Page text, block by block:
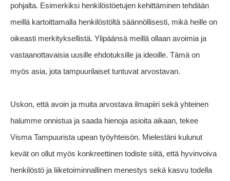
pohjalta. Esimerkiksi henkilöstöetujen kehittäminen tehdään
meillä kartoittamalla henkilöstöltä säännöllisesti, mikä heille on
oikeasti merkityksellistä. Ylipäänsä meillä ollaan avoimia ja
vastaanottavaisia uusille ehdotuksille ja ideoille. Tämä on
myös asia, jota tampuurilaiset tuntuvat arvostavan.
Uskon, että avoin ja muita arvostava ilmapiiri sekä yhteinen
halumme onnistua ja saada hienoja asioita aikaan, tekee
Visma Tampuurista upean työyhteisön. Mielestäni kulunut
kevät on ollut myös konkreettinen todiste siitä, että hyvinvoiva
henkilöstö ja liiketoiminnallinen menestys sekä kasvu todella